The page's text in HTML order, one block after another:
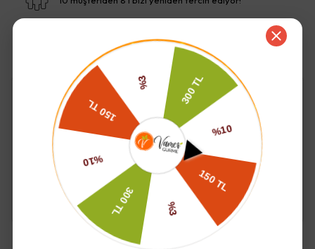
İade ve Değişim
Kargo ve Teslimat